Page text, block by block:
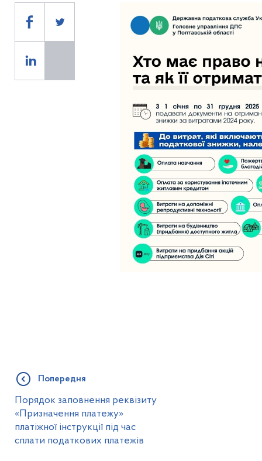
Попередня
Порядок заповнення реквізиту
«Призначення платежу»
платіжної інструкції під час
сплати податкових платежів